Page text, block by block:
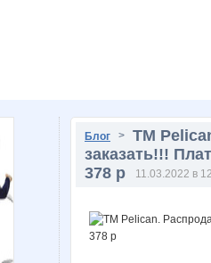
Блог > ТМ
заказать!!!
378 р
11.03.2022 в